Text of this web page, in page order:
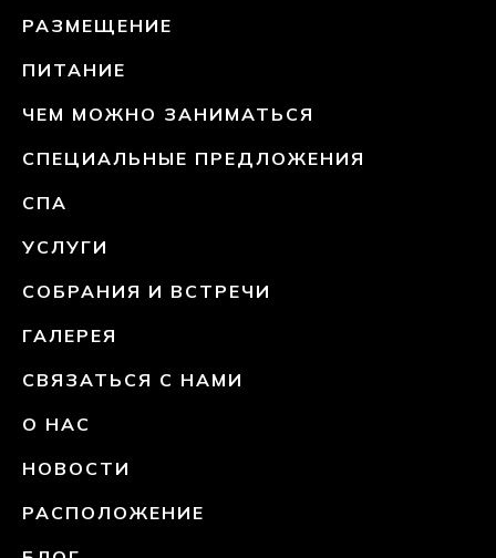
РАЗМЕЩЕНИЕ
ПИТАНИЕ
ЧЕМ МОЖНО ЗАНИМАТЬСЯ
СПЕЦИАЛЬНЫЕ ПРЕДЛОЖЕНИЯ
СПА
УСЛУГИ
СОБРАНИЯ И ВСТРЕЧИ
ГАЛЕРЕЯ
СВЯЗАТЬСЯ С НАМИ
О НАС
НОВОСТИ
РАСПОЛОЖЕНИЕ